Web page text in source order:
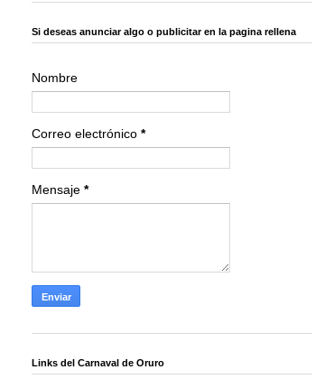
Si deseas anunciar algo o publicitar en la pagina rellena
Nombre
Correo electrónico *
Mensaje *
Links del Carnaval de Oruro